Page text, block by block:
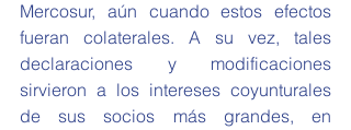
Mercosur, aún cuando estos efectos
fueran colaterales. A su vez, tales
declaraciones y modificaciones
sirvieron a los intereses coyunturales
de sus socios más grandes, en